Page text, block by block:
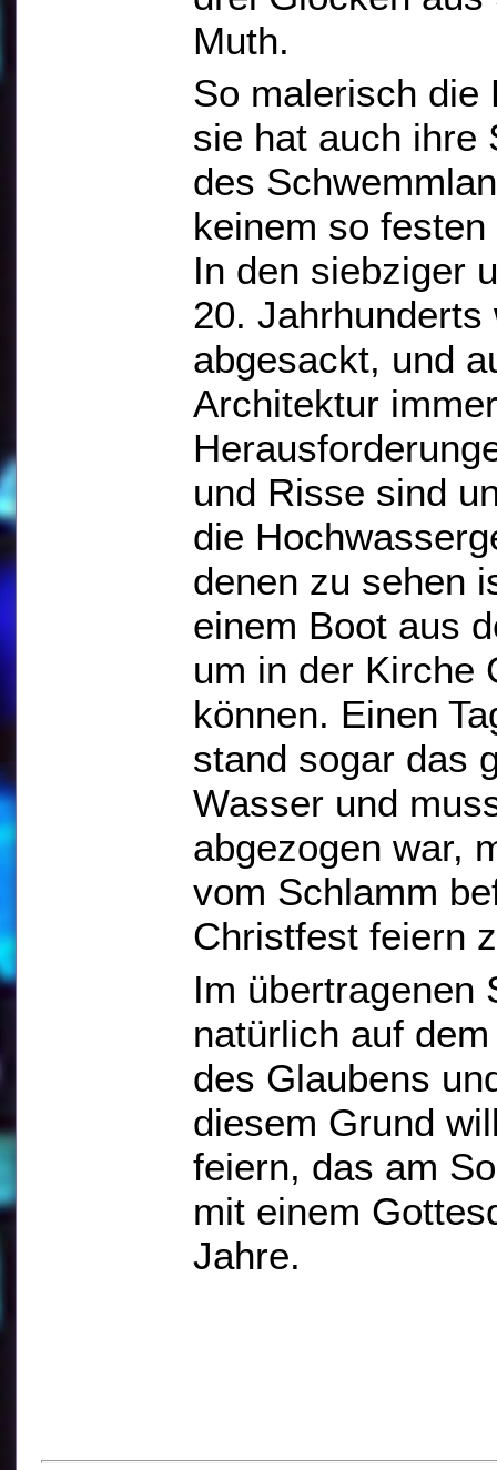
Muth.
So malerisch die
sie hat auch ihre
des
keinem so
In den siebziger
20.
abgesackt, und
Architektur
und Risse sind
die
denen zu sehen
einem Boot aus
um in der Kirche
können. Einen
stand sogar das
Wasser und
abgezogen war,
vom Schlamm
Christfest feiern
Im übertragenen
natürlich auf
des Glaubens
diesem Grund
feiern, das am
mit einem
Jahre.